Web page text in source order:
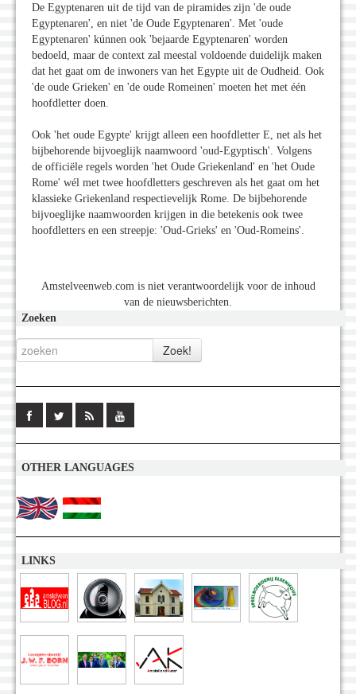
De Egyptenaren uit de tijd van de piramides zijn 'de oude
Egyptenaren', en niet 'de Oude Egyptenaren'. Met 'oude
Egyptenaren' kúnnen ook 'bejaarde Egyptenaren' worden
bedoeld, maar de context zal meestal voldoende duidelijk maken
dat het gaat om de inwoners van het Egypte uit de Oudheid. Ook
'de oude Grieken' en 'de oude Romeinen' moeten het met één
hoofdletter doen.
Ook 'het oude Egypte' krijgt alleen een hoofdletter E, net als het
bijbehorende bijvoeglijk naamwoord 'oud-Egyptisch'. Volgens
de officiële regels worden 'het Oude Griekenland' en 'het Oude
Rome' wél met twee hoofdletters geschreven als het gaat om het
klassieke Griekenland respectievelijk Rome. De bijbehorende
bijvoeglijke naamwoorden krijgen in die betekenis ook twee
hoofdletters en een streepje: 'Oud-Grieks' en 'Oud-Romeins'.
Amstelveenweb.com is niet verantwoordelijk voor de inhoud
van de nieuwsberichten.
Zoeken
OTHER LANGUAGES
LINKS